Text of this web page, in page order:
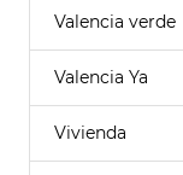
Valencia verde
Valencia Ya
Vivienda